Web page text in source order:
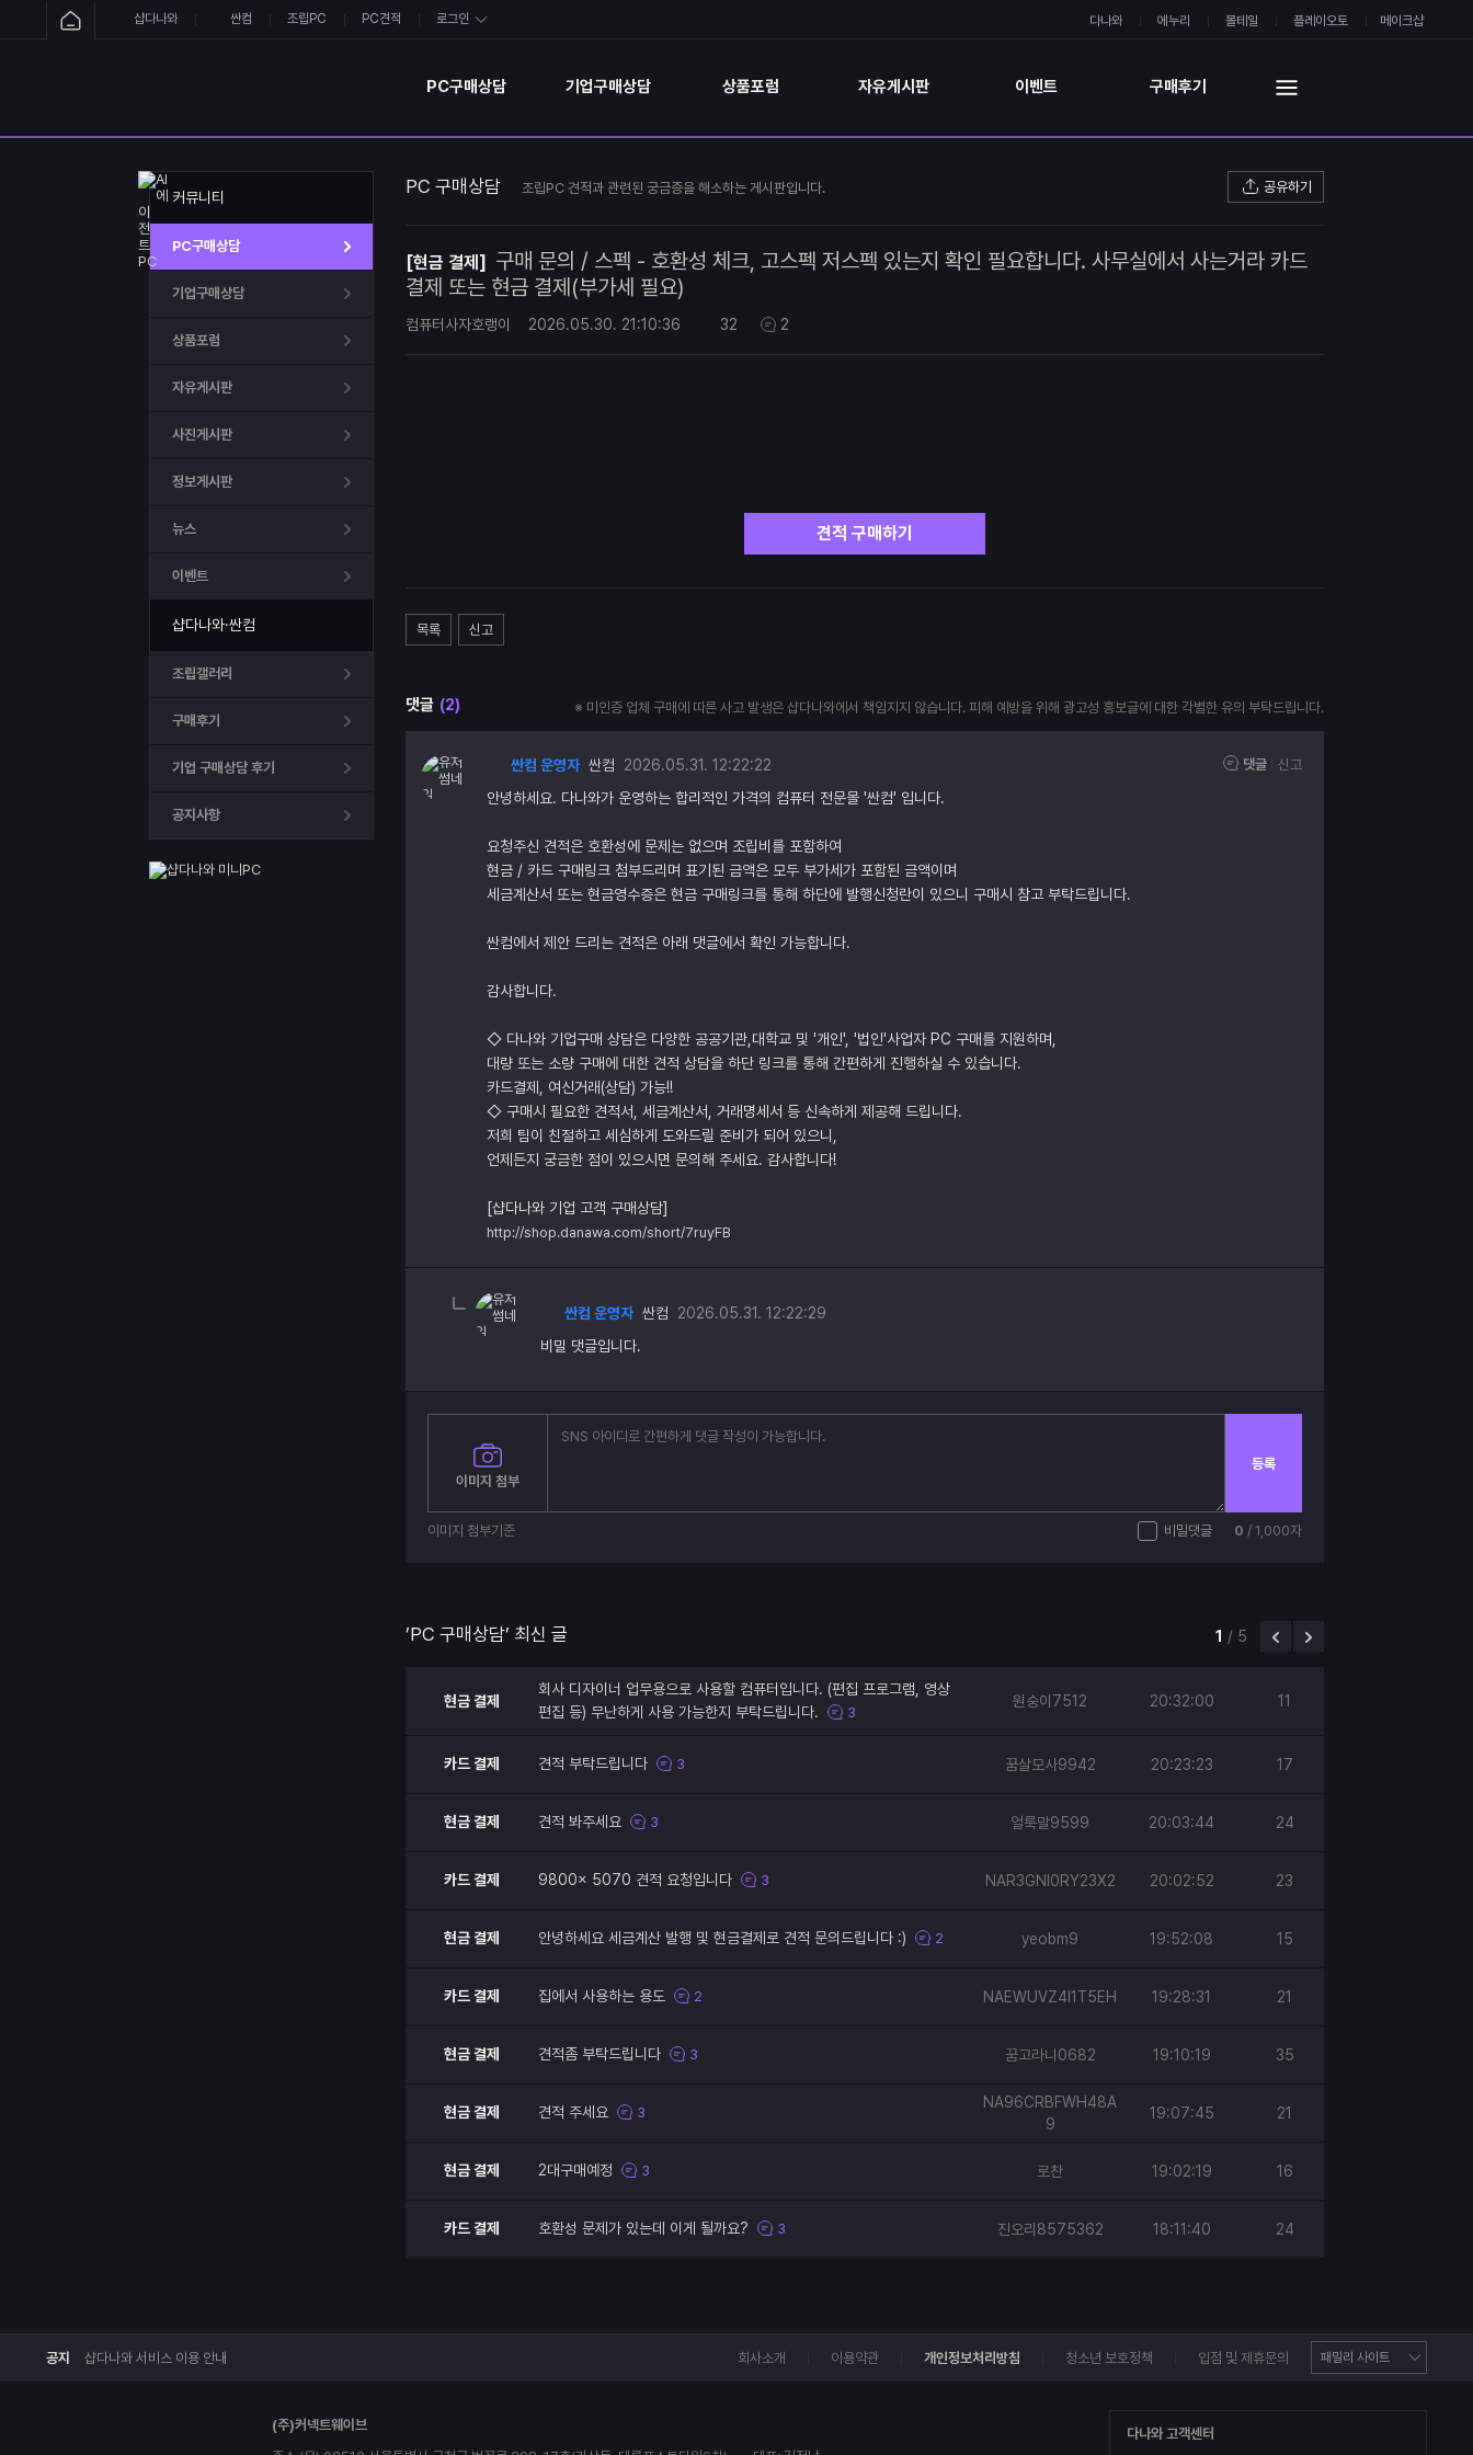
샵다나와 싼컴 조립PC PC견적 로그인 다나와 에누리 몰테일 플레이오토 메이크샵
PC구매상담 기업구매상담 상품포럼 자유게시판 이벤트 구매후기
커뮤니티
PC구매상담
기업구매상담
상품포럼
자유게시판
사진게시판
정보게시판
뉴스
이벤트
샵다나와·싼컴
조립갤러리
구매후기
기업 구매상담 후기
공지사항
PC 구매상담 조립PC 견적과 관련된 궁금증을 해소하는 게시판입니다. 공유하기
[현금 결제] 구매 문의 / 스펙 - 호환성 체크, 고스펙 저스펙 있는지 확인 필요합니다. 사무실에서 사는거라 카드
결제 또는 현금 결제(부가세 필요)
컴퓨터사자호랭이 2026.05.30. 21:10:36 32 2
견적 구매하기
목록 신고
댓글 (2) ※ 미인증 업체 구매에 따른 사고 발생은 샵다나와에서 책임지지 않습니다. 피해 예방을 위해 광고성 홍보글에 대한 각별한 유의 부탁드립니다.
싼컴 운영자 싼컴 2026.05.31. 12:22:22 댓글 신고
안녕하세요. 다나와가 운영하는 합리적인 가격의 컴퓨터 전문몰 '싼컴' 입니다.
요청주신 견적은 호환성에 문제는 없으며 조립비를 포함하여
현금 / 카드 구매링크 첨부드리며 표기된 금액은 모두 부가세가 포함된 금액이며
세금계산서 또는 현금영수증은 현금 구매링크를 통해 하단에 발행신청란이 있으니 구매시 참고 부탁드립니다.
싼컴에서 제안 드리는 견적은 아래 댓글에서 확인 가능합니다.
감사합니다.
◇ 다나와 기업구매 상담은 다양한 공공기관,대학교 및 '개인', '법인'사업자 PC 구매를 지원하며,
대량 또는 소량 구매에 대한 견적 상담을 하단 링크를 통해 간편하게 진행하실 수 있습니다.
카드결제, 여신거래(상담) 가능!!
◇ 구매시 필요한 견적서, 세금계산서, 거래명세서 등 신속하게 제공해 드립니다.
저희 팀이 친절하고 세심하게 도와드릴 준비가 되어 있으니,
언제든지 궁금한 점이 있으시면 문의해 주세요. 감사합니다!
[샵다나와 기업 고객 구매상담]
http://shop.danawa.com/short/7ruyFB
싼컴 운영자 싼컴
2026.05.31. 12:22:29
비밀 댓글입니다.
이미지 첨부
등록
이미지 첨부기준 비밀댓글 0 / 1,000자
’PC 구매상담’ 최신 글 1 / 5
현금 결제
회사 디자이너 업무용으로 사용할 컴퓨터입니다. (편집 프로그램, 영상
편집 등) 무난하게 사용 가능한지 부탁드립니다.
3
원숭이7512 20:32:00 11
카드 결제 견적 부탁드립니다 3 꿈살모사9942 20:23:23 17
현금 결제 견적 봐주세요 3 얼룩말9599 20:03:44 24
카드 결제 9800x 5070 견적 요청입니다 3 NAR3GNI0RY23X2 20:02:52 23
현금 결제 안녕하세요 세금계산 발행 및 현금결제로 견적 문의드립니다 :) 2 yeobm9 19:52:08 15
카드 결제 집에서 사용하는 용도 2 NAEWUVZ4I1T5EH 19:28:31 21
현금 결제 견적좀 부탁드립니다 3 꿈고라니0682 19:10:19 35
현금 결제 견적 주세요 3
NA96CRBFWH48A
9
19:07:45 21
현금 결제 2대구매예정 3 로찬 19:02:19 16
카드 결제 호환성 문제가 있는데 이게 될까요? 3 진오리8575362 18:11:40 24
공지 샵다나와 서비스 이용 안내 회사소개 이용약관 개인정보처리방침 청소년 보호정책 입점 및 제휴문의
(주)커넥트웨이브
다나와 고객센터